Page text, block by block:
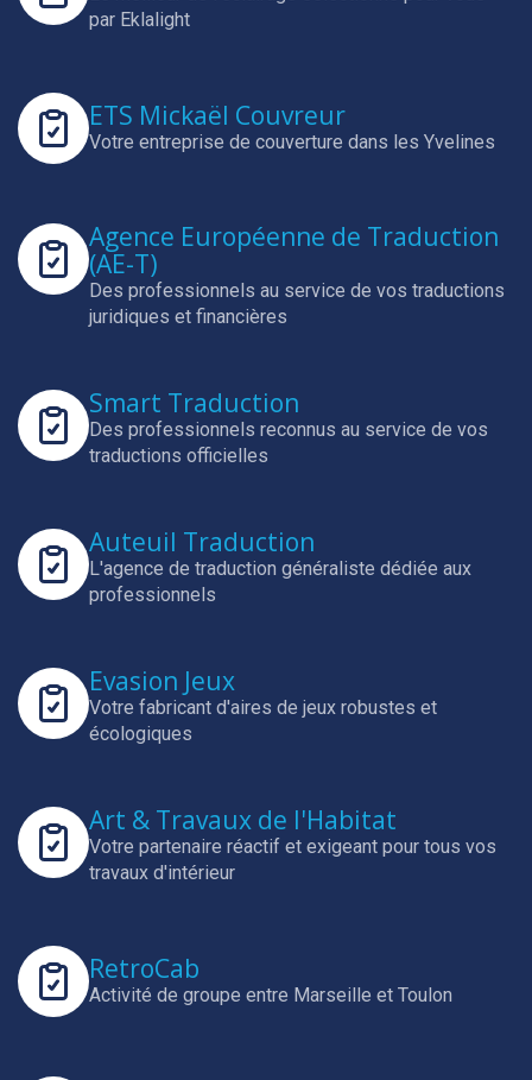
par Eklalight
ETS Mickaël Couvreur
Votre entreprise de couverture dans les Yvelines
Agence Européenne de Traduction
(AE-T)
Des professionnels au service de vos traductions
juridiques et financières
Smart Traduction
Des professionnels reconnus au service de vos
traductions officielles
Auteuil Traduction
L'agence de traduction généraliste dédiée aux
professionnels
Evasion Jeux
Votre fabricant d'aires de jeux robustes et
écologiques
Art & Travaux de l'Habitat
Votre partenaire réactif et exigeant pour tous vos
travaux d'intérieur
RetroCab
Activité de groupe entre Marseille et Toulon